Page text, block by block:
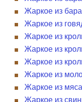
Жаркое из
Жаркое из
Жаркое из
Жаркое из
Жаркое из
Жаркое из
Жаркое из
Жаркое из